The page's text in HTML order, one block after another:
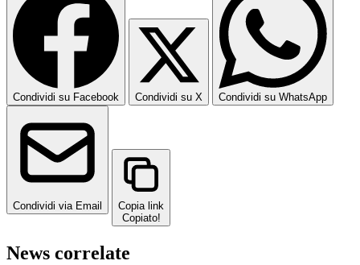
Condividi su Facebook Condividi su X Condividi su WhatsApp
Condividi via Email
Copia link
Copiato!
News correlate